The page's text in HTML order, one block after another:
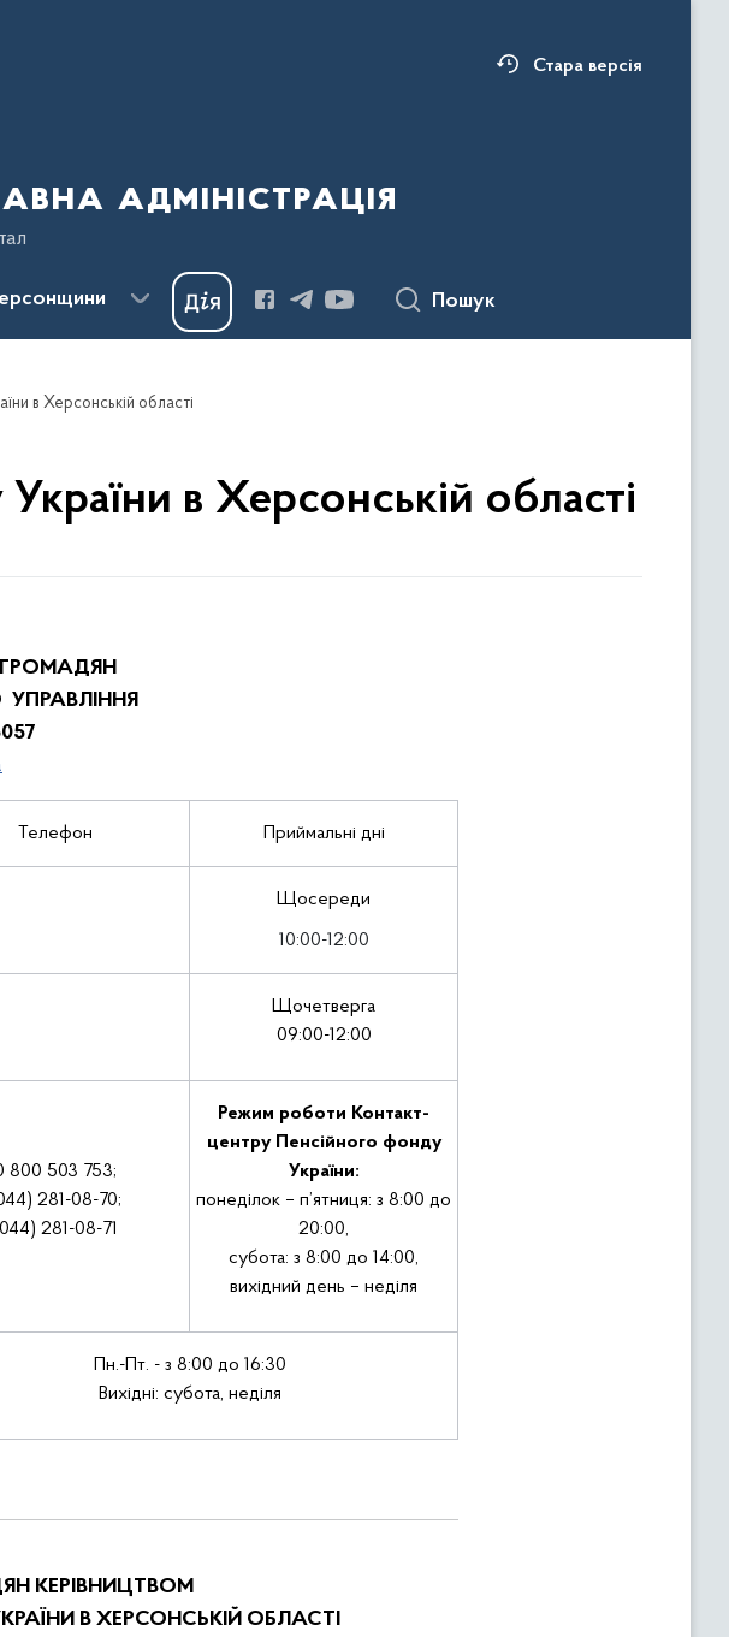
Стара версія
адміністрація
Пошук
в Херсонській області
в Херсонській області
Телефон Приймальні дні
Щосереди
10:00-12:00
Щочетверга
09:00-12:00
800 503 753;
281-08-70;
281-08-71
Режим роботи Контакт-
центру Пенсійного фонду
України:
понеділок – п’ятниця: з 8:00 до
20:00,
субота: з 8:00 до 14:00,
вихідний день – неділя
Пн.-Пт. - з 8:00 до 16:30
Вихідні: субота, неділя
КЕРІВНИЦТВОМ
В ХЕРСОНСЬКІЙ ОБЛАСТІ